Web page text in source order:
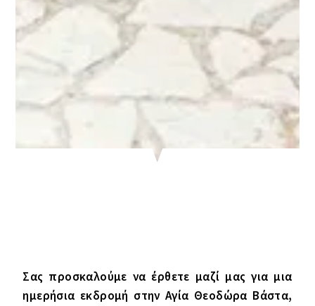
Σας προσκαλούμε να έρθετε μαζί μας για μια
ημερήσια εκδρομή στην Αγία Θεοδώρα Βάστα,